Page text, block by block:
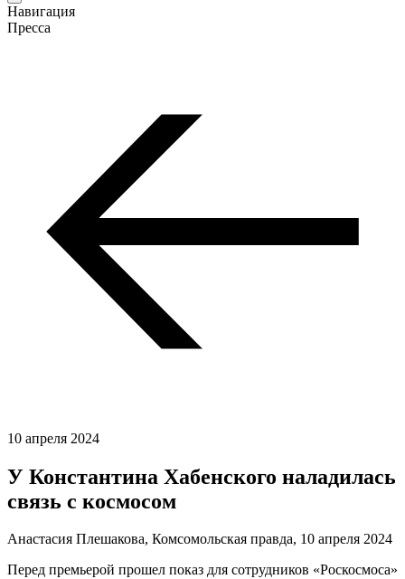
Навигация
Пресса
10 апреля 2024
У Константина Хабенского наладилась
связь с космосом
Анастасия Плешакова, Комсомольская правда, 10 апреля 2024
Перед премьерой прошел показ для сотрудников «Роскосмоса»